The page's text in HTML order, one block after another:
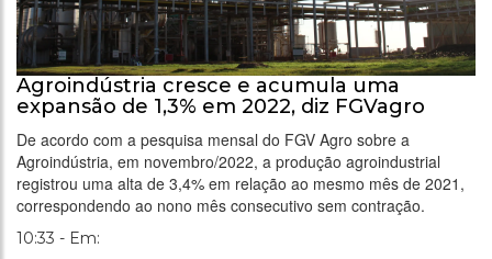
Agroindústria cresce e acumula uma
expansão de 1,3% em 2022, diz FGVagro
De acordo com a pesquisa mensal do FGV Agro sobre a
Agroindústria, em novembro/2022, a produção agroindustrial
registrou uma alta de 3,4% em relação ao mesmo mês de 2021,
correspondendo ao nono mês consecutivo sem contração.
10:33 - Em: